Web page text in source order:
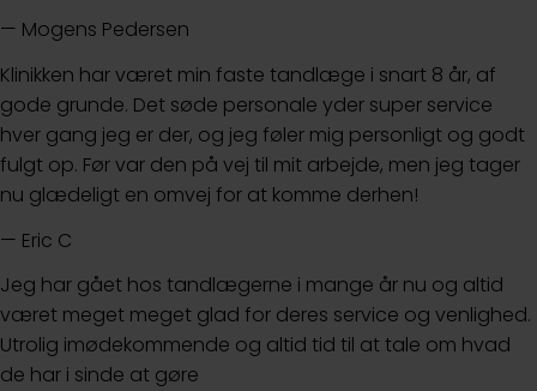
— Mogens Pedersen
Klinikken har været min faste tandlæge i snart 8 år, af
gode grunde. Det søde personale yder super service
hver gang jeg er der, og jeg føler mig personligt og godt
fulgt op. Før var den på vej til mit arbejde, men jeg tager
nu glædeligt en omvej for at komme derhen!
— Eric C
Jeg har gået hos tandlægerne i mange år nu og altid
været meget meget glad for deres service og venlighed.
Utrolig imødekommende og altid tid til at tale om hvad
de har i sinde at gøre